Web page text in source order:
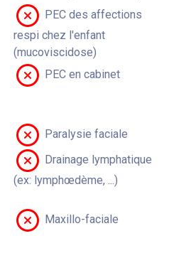
PEC des affections
respi chez l'enfant
(mucoviscidose)
PEC en cabinet
Paralysie faciale
Drainage lymphatique
(ex: lymphœdème, ...)
Maxillo-faciale